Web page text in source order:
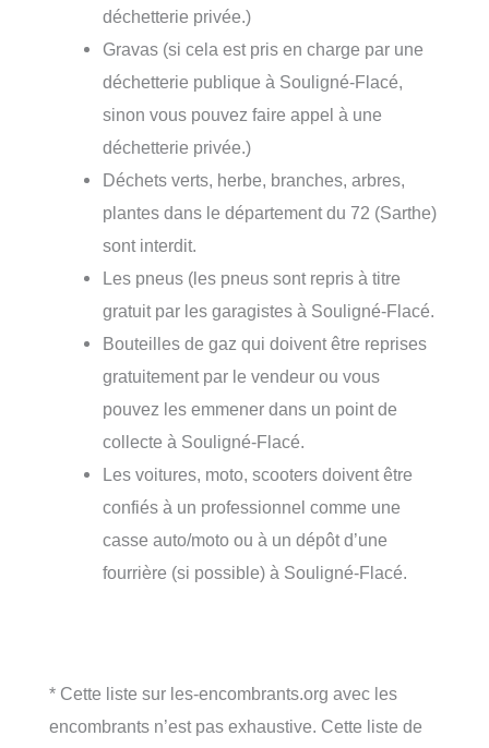
déchetterie privée.)
Gravas (si cela est pris en charge par une
déchetterie publique à Souligné-Flacé,
sinon vous pouvez faire appel à une
déchetterie privée.)
Déchets verts, herbe, branches, arbres,
plantes dans le département du 72 (Sarthe)
sont interdit.
Les pneus (les pneus sont repris à titre
gratuit par les garagistes à Souligné-Flacé.
Bouteilles de gaz qui doivent être reprises
gratuitement par le vendeur ou vous
pouvez les emmener dans un point de
collecte à Souligné-Flacé.
Les voitures, moto, scooters doivent être
confiés à un professionnel comme une
casse auto/moto ou à un dépôt d’une
fourrière (si possible) à Souligné-Flacé.
* Cette liste sur les-encombrants.org avec les
encombrants n’est pas exhaustive. Cette liste de